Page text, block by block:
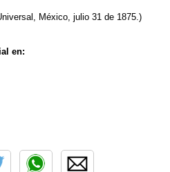
México, julio 31 de 1875.)
en: